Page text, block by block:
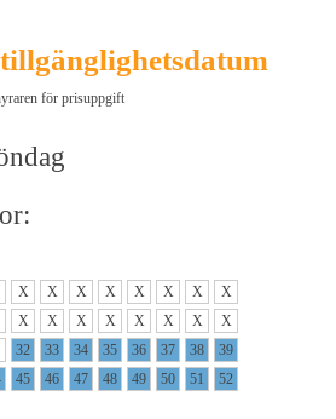
för prisuppgift
X X X X X X X
X
X X X X X X X
X
32 33 34 35 36 37 38
39
45 46 47 48 49 50 51
52